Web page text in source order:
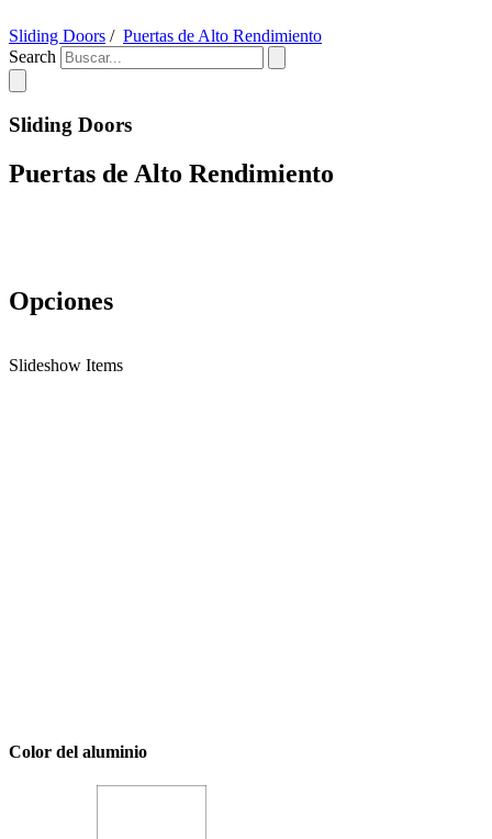
Sliding Doors / Puertas de Alto Rendimiento
Search
Sliding Doors
Puertas de Alto Rendimiento
Opciones
Slideshow Items
Color del aluminio